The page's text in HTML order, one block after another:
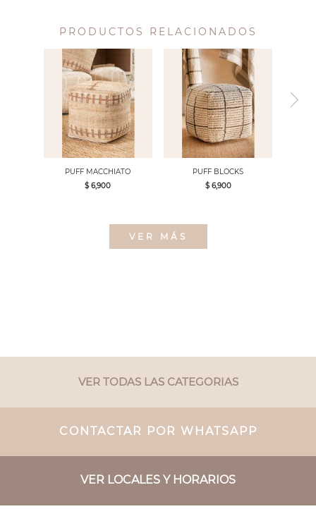
PRODUCTOS RELACIONADOS
PUFF MACCHIATO
$ 6,900
PUFF BLOCKS
$ 6,900
VER MÁS
VER TODAS LAS CATEGORIAS
CONTACTAR POR WHATSAPP
VER LOCALES Y HORARIOS